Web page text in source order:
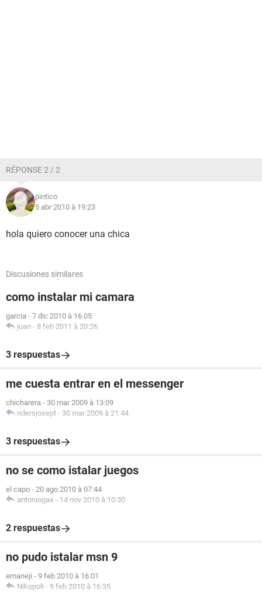
RÉPONSE 2 / 2
pintico
5 abr 2010 à 19:23
hola quiero conocer una chica
Discusiones similares
como instalar mi camara
garcia - 7 dic 2010 à 16:05
juan - 8 feb 2011 à 20:26
3 respuestas
me cuesta entrar en el messenger
chicharera - 30 mar 2009 à 13:09
ridersjosept - 30 mar 2009 à 21:44
3 respuestas
no se como istalar juegos
el capo - 20 ago 2010 à 07:44
antoniogas - 14 nov 2010 à 10:30
2 respuestas
no pudo istalar msn 9
emaneji - 9 feb 2010 à 16:01
Nikopoli - 9 feb 2010 à 16:35